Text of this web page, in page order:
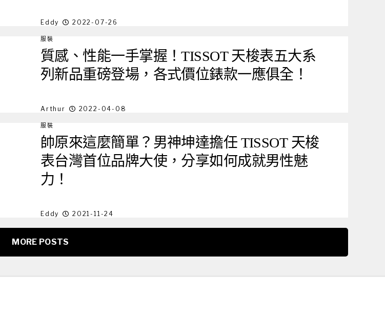
Eddy 2022-07-26
服裝
質感、性能一手掌握！TISSOT 天梭表五大系
列新品重磅登場，各式價位錶款一應俱全！
Arthur 2022-04-08
服裝
帥原來這麼簡單？男神坤達擔任 TISSOT 天梭
表台灣首位品牌大使，分享如何成就男性魅
力！
Eddy 2021-11-24
MORE POSTS